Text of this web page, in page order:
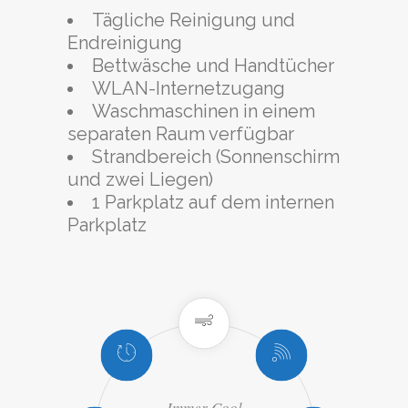
Tägliche Reinigung und
Endreinigung
Bettwäsche und Handtücher
WLAN-Internetzugang
Waschmaschinen in einem
separaten Raum verfügbar
Strandbereich (Sonnenschirm
und zwei Liegen)
1 Parkplatz auf dem internen
Parkplatz